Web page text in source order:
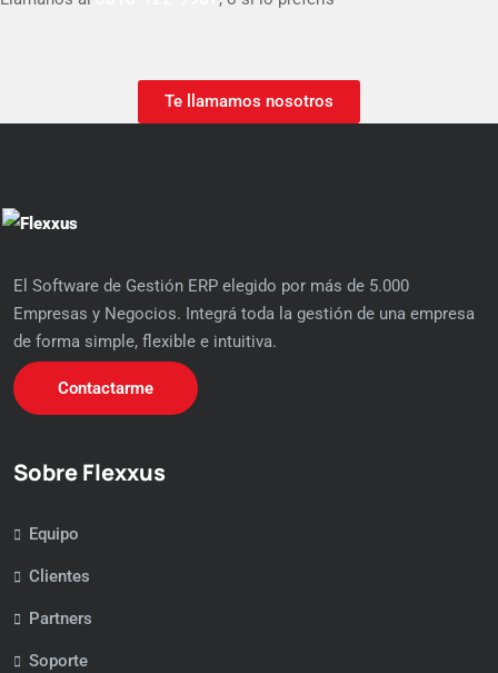
Te llamamos nosotros
El Software de Gestión ERP elegido por más de 5.000
Empresas y Negocios. Integrá toda la gestión de una empresa
de forma simple, flexible e intuitiva.
Contactarme
Sobre Flexxus
Equipo
Clientes
Partners
Soporte